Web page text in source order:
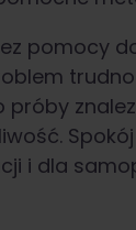
pomocy
próby
i dla